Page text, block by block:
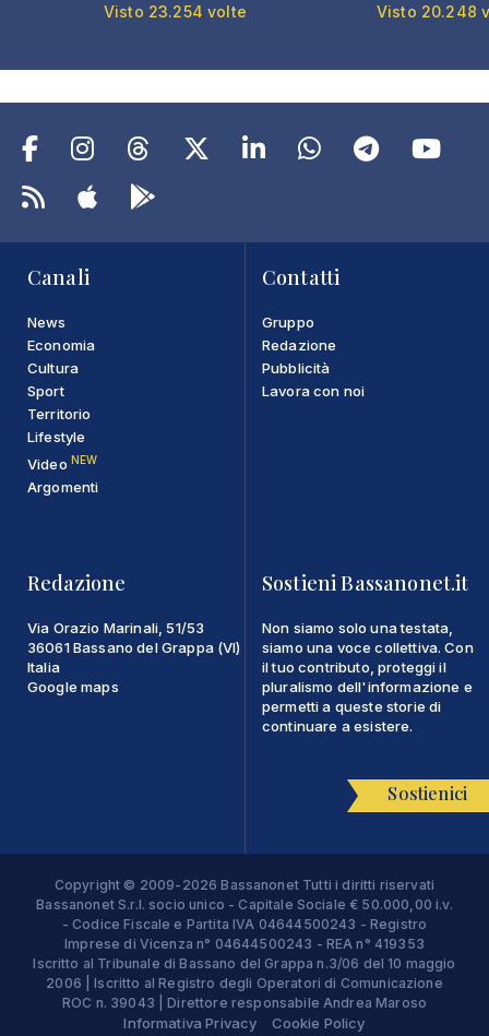
Visto 23.254 volte Visto 20.248
Canali
News
Economia
Cultura
Sport
Territorio
Lifestyle
Video NEW
Argomenti
Contatti
Gruppo
Redazione
Pubblicità
Lavora con noi
Redazione
Via Orazio Marinali, 51/53
36061 Bassano del Grappa (VI)
Italia
Google maps
Sostieni Bassanonet.it
Non siamo solo una testata,
siamo una voce collettiva. Con
il tuo contributo, proteggi il
pluralismo dell'informazione e
permetti a queste storie di
continuare a esistere.
Sostienici
Copyright © 2009-2026 Bassanonet Tutti i diritti riservati
Bassanonet S.r.l. socio unico - Capitale Sociale € 50.000,00 i.v.
- Codice Fiscale e Partita IVA 04644500243 - Registro
Imprese di Vicenza n° 04644500243 - REA n° 419353
Iscritto al Tribunale di Bassano del Grappa n.3/06 del 10 maggio
2006 | Iscritto al Registro degli Operatori di Comunicazione
ROC n. 39043 | Direttore responsabile Andrea Maroso
Informativa Privacy
Cookie Policy